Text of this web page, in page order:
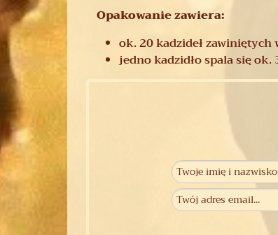
Opakowanie zawiera:
ok. 20 kadzideł
jedno kadzidło spala się